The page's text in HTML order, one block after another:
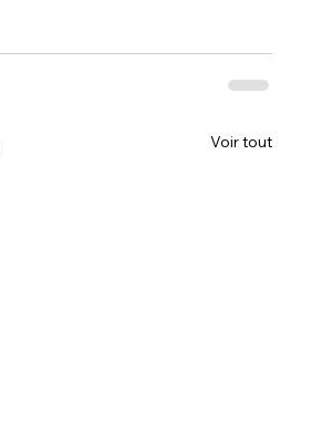
Voir tout